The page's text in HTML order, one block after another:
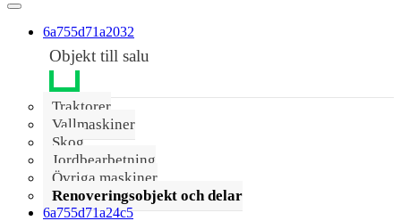
6a755d71a2032
Objekt till salu
Traktorer
Vallmaskiner
Skog
Jordbearbetning
Övriga maskiner
Renoveringsobjekt och delar
6a755d71a24c5